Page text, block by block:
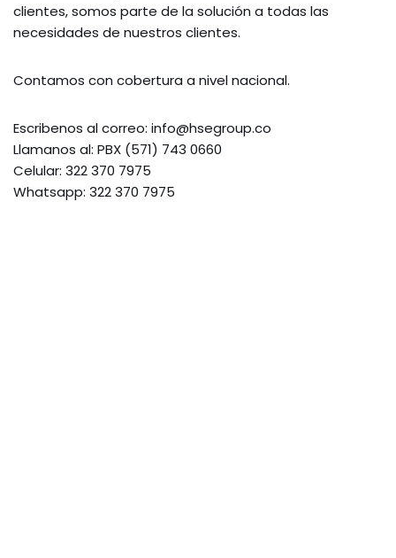
clientes, somos parte de la solución a todas las
necesidades de nuestros clientes.
Contamos con cobertura a nivel nacional.
Escribenos al correo: info@hsegroup.co
Llamanos al: PBX (571) 743 0660
Celular: 322 370 7975
Whatsapp: 322 370 7975